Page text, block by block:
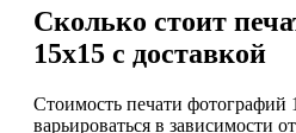
Сколько стоит
15х15 с доставкой
Стоимость печати фотографий
варьироваться в зависимости